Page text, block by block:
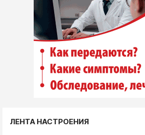
ЛЕНТА НАСТРОЕНИЯ